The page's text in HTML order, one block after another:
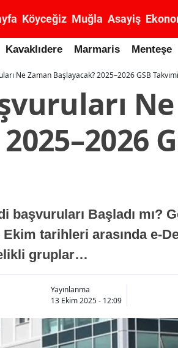
Köyceğiz Muğla Asayiş
Kavaklıdere Marmaris Menteşe
Ne Zaman Başlayacak? 2025–2026 GSB
başvuruları Başladı mı?
tarihleri arasında e-
gruplar…
Yayınlanma
13 Ekim 2025 - 12:09